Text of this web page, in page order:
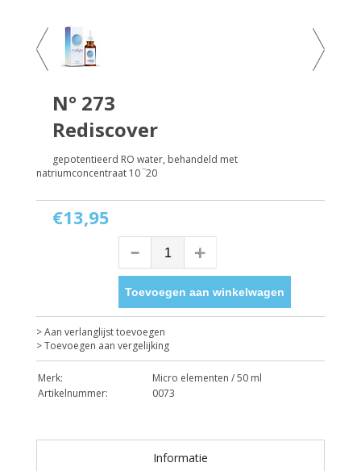
N° 273
Rediscover
gepotentieerd RO water, behandeld met
natriumconcentraat 10 ‾20
€13,95
Toevoegen aan winkelwagen
> Aan verlanglijst toevoegen
> Toevoegen aan vergelijking
Merk:
Micro elementen / 50 ml
Artikelnummer:
0073
Informatie